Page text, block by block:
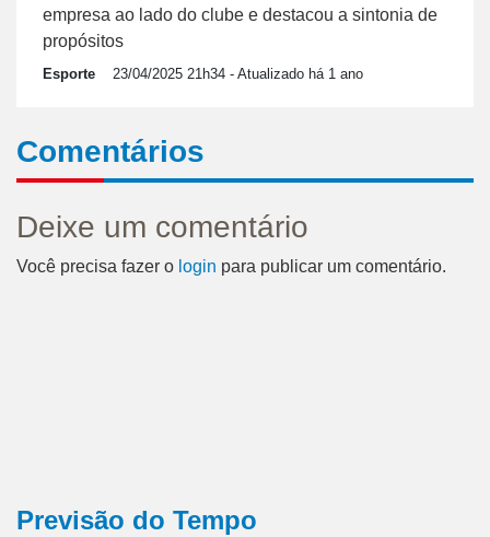
empresa ao lado do clube e destacou a sintonia de
propósitos
Esporte 23/04/2025 21h34 - Atualizado há 1 ano
Comentários
Deixe um comentário
Você precisa fazer o login para publicar um comentário.
Previsão do Tempo